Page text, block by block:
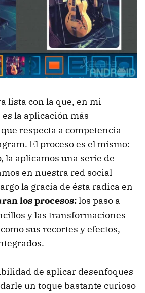
lista con la que, en mi
la aplicación más
respecta a competencia
El proceso es el mismo:
la aplicamos una serie de
en nuestra red social
la gracia de ésta radica en
los procesos:los paso a
y las transformaciones
sus recortes y efectos,
de aplicar desenfoques
un toque bastante curioso